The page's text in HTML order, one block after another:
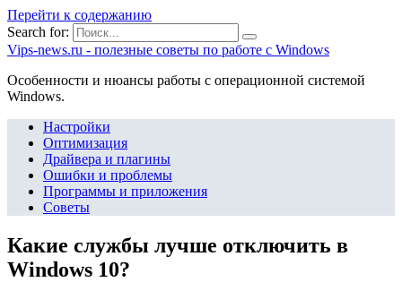
Перейти к содержанию
Search for:
Vips-news.ru - полезные советы по работе с Windows
Особенности и нюансы работы с операционной системой
Windows.
Настройки
Оптимизация
Драйвера и плагины
Ошибки и проблемы
Программы и приложения
Советы
Какие службы лучше отключить в
Windows 10?